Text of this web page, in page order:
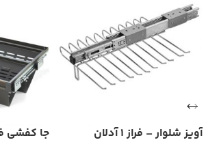
آویز شلوار – فراز 1 آدلان